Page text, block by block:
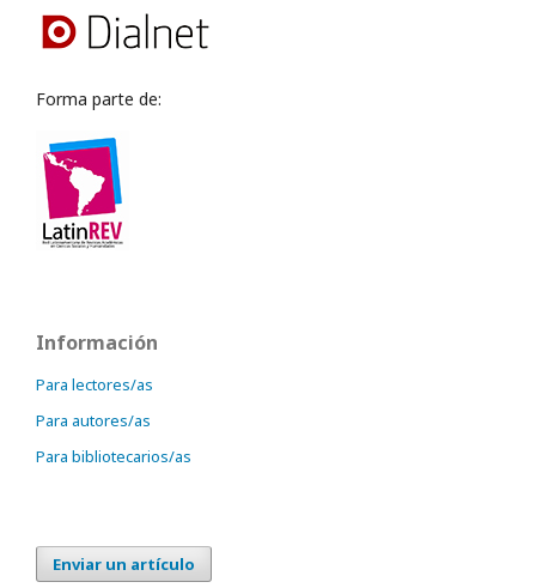
Forma parte de:
Información
Para lectores/as
Para autores/as
Para bibliotecarios/as
Enviar un artículo